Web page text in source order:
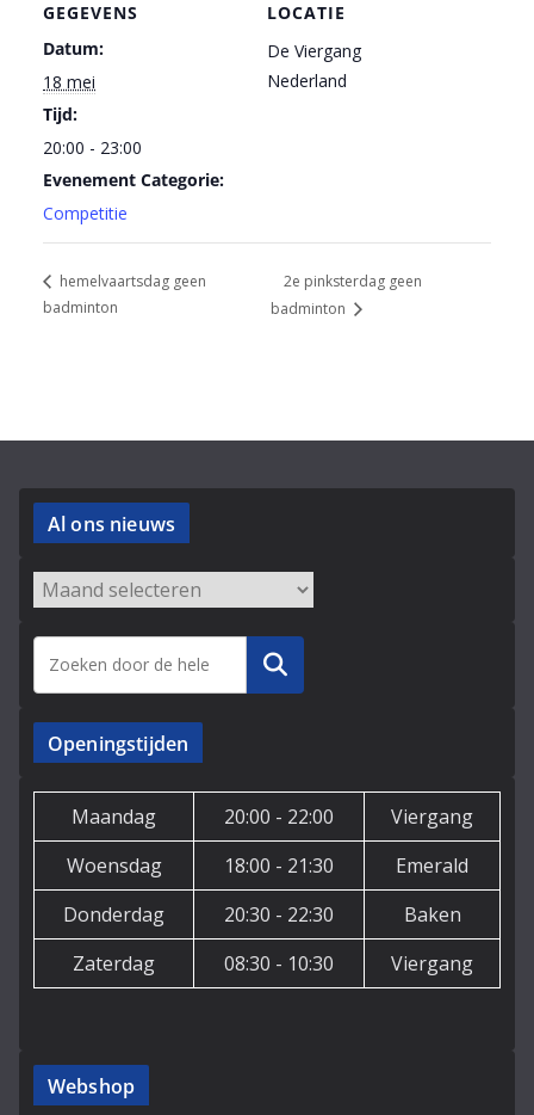
GEGEVENS
Datum:
18 mei
Tijd:
20:00 - 23:00
Evenement Categorie:
Competitie
LOCATIE
De Viergang
Nederland
hemelvaartsdag geen
badminton
2e pinksterdag geen
badminton
Al ons nieuws
Archieven
Zoeken
Openingstijden
Maandag 20:00 - 22:00
Viergang
Woensdag
18:00 - 21:30
Emerald
Donderdag
20:30 - 22:30
Baken
Zaterdag
08:30 - 10:30 Viergang
Webshop